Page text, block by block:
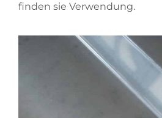
finden sie Verwendung.